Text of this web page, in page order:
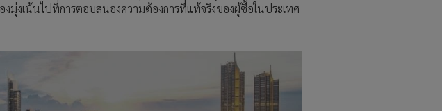
งมุ่งเน้นไปที่การตอบสนองความต้องการที่แท้จริงของผู้ซื้อในประเทศ